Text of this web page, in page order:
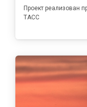
Проект реализован
ТАСС